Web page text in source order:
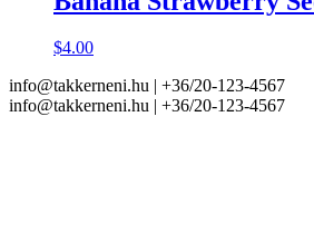
$4.00
info@takkerneni.hu | +36/20-123-4567
info@takkerneni.hu | +36/20-123-4567